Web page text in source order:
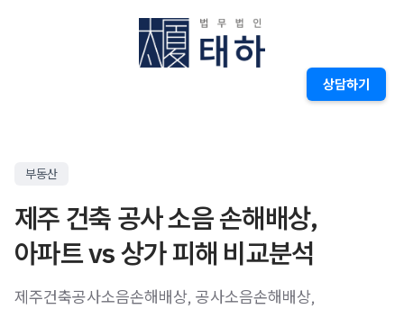
상담하기
부동산
제주 건축 공사 소음 손해배상,
아파트 vs 상가 피해 비교분석
제주건축공사소음손해배상, 공사소음손해배상,